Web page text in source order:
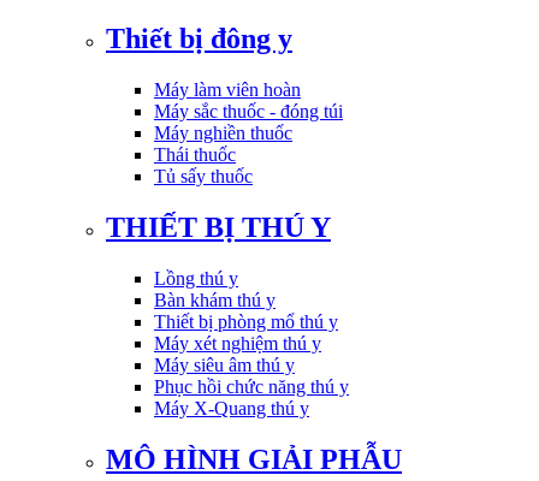
Thiết bị đông y
Máy làm viên hoàn
Máy sắc thuốc - đóng túi
Máy nghiền thuốc
Thái thuốc
Tủ sấy thuốc
THIẾT BỊ THÚ Y
Lồng thú y
Bàn khám thú y
Thiết bị phòng mổ thú y
Máy xét nghiệm thú y
Máy siêu âm thú y
Phục hồi chức năng thú y
Máy X-Quang thú y
MÔ HÌNH GIẢI PHẪU